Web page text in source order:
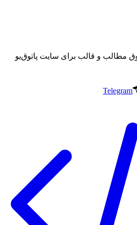
حقوق مطالب و قالب برای سایت پاتوق‌یو
Telegram